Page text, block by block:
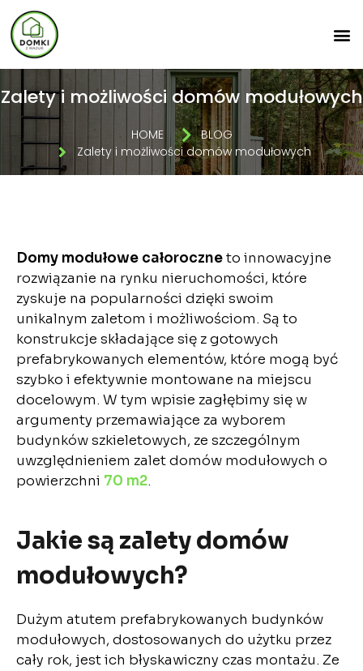
Zalety i możliwości domów modułowych
HOME
BLOG
Zalety i możliwości domów modułowych
Domy modułowe całoroczneto innowacyjne
rozwiązanie na rynku nieruchomości, które
zyskuje na popularności dzięki swoim
unikalnym zaletom i możliwościom. Są to
konstrukcje składające się z gotowych
prefabrykowanych elementów, które mogą być
szybko i efektywnie montowane na miejscu
docelowym. W tym wpisie zagłębimy się w
argumenty przemawiające za wyborem
budynków szkieletowych, ze szczególnym
uwzględnieniem zalet domów modułowych o
powierzchni 70 m2.
Jakie są zalety domów
modułowych?
Dużym atutem prefabrykowanych budynków
modułowych, dostosowanych do użytku przez
cały rok, jest ich błyskawiczny czas montażu. Ze